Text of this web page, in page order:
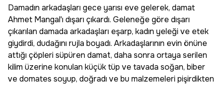
Damadın arkadaşları gece yarısı eve gelerek, damat
Ahmet Mangal'ı dışarı çıkardı. Geleneğe göre dışarı
çıkarılan damada arkadaşları eşarp, kadın yeleği ve etek
giydirdi, dudağını rujla boyadı. Arkadaşlarının evin önüne
attığı çöpleri süpüren damat, daha sonra ortaya serilen
kilim üzerine konulan küçük tüp ve tavada soğan, biber
ve domates soyup, doğradı ve bu malzemeleri pişirdikten